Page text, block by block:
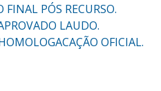
PÓS RECURSO.
LAUDO.
OFICIAL.